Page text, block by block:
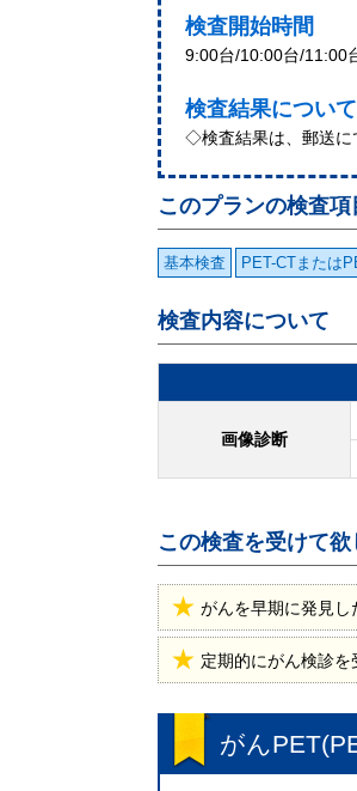
検査開始時間
9:00台/10:00台/11:00
検査結果について
◇検査結果は、郵送に
このプランの検査項
基本検査 PET-CTまたは
検査内容について
画像診断
この検査を受けて欲
がんを早期に発見し
定期的にがん検診
がん